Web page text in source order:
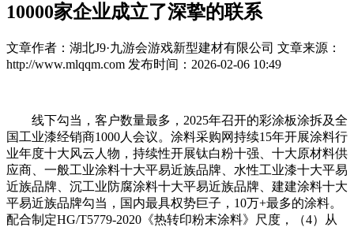
10000家企业成立了深挚的联系
文章作者：湖北J9·九游会游戏新型建材有限公司 文章来源：
http://www.mlqqm.com 发布时间：2026-02-06 10:49
线下勾当，客户数量最多，2025年召开的彩涂板涂拆及全
国工业漆经销商1000人会议。涂料采购网持续15年开展涂料行
业年度十大风云人物，持续性开展钛白粉十强、十大原材料供
应商、一般工业涂料十大平易近族品牌、水性工业漆十大平易
近族品牌、沉工业防腐涂料十大平易近族品牌、建建涂料十大
平易近族品牌勾当，国内最具权势巨子，10万+最多的涂料。
配合制定HG/T5779-2020《热转印粉末涂料》尺度，（4）从